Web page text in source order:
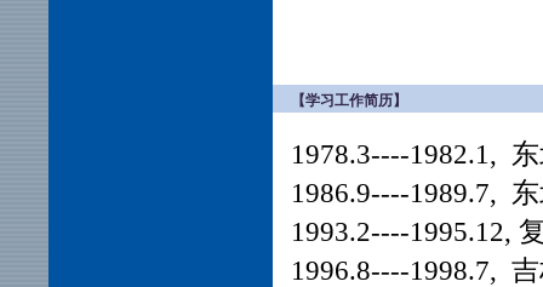
【学习工作简历】
1978.3----1982.1,
1986.9----1989.7,
1993.2----1995.12,
1996.8----1998.7,